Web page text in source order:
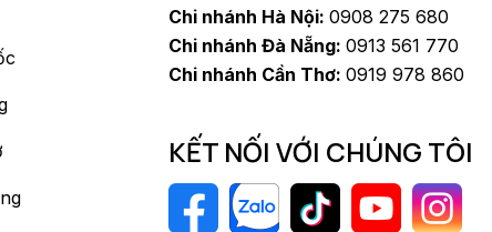
Chi nhánh Hà Nội: 0908 275 680
Chi nhánh Đà Nẵng: 0913 561 770
Chi nhánh Cần Thơ: 0919 978 860
KẾT NỐI VỚI CHÚNG TÔI